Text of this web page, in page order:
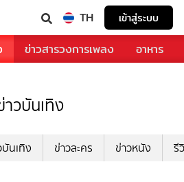
TH เข้าสู่ระบบ
ข่าวสารวงการเพลง อาหาร
าวบันเทิง
บันเทิง ข่าวละคร ข่าวหนัง รี